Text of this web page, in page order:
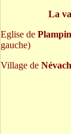
La
Eglise de
gauche)
Village de